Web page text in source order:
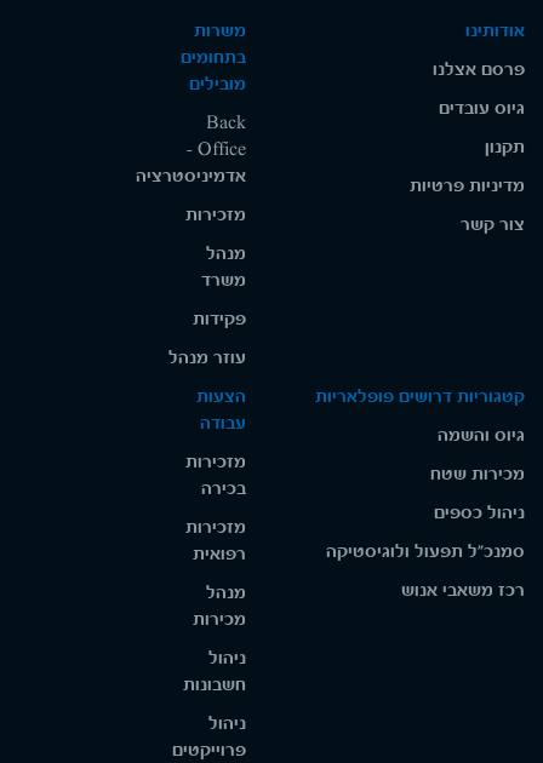
אודותינו
פרסם אצלנו
גיוס עובדים
תקנון
מדיניות פרטיות
צור קשר
משרות
בתחומים
מובילים
Back
Office -
אדמיניסטרציה
מזכירות
מנהל
משרד
פקידות
עוזר מנהל
קטגוריות דרושים פופלאריות
גיוס והשמה
מכירות שטח
ניהול כספים
סמנכ"ל תפעול ולוגיסטיקה
רכז משאבי אנוש
הצעות
עבודה
מזכירות
בכירה
מזכירות
רפואית
מנהל
מכירות
ניהול
חשבונות
ניהול
פרוייקטים